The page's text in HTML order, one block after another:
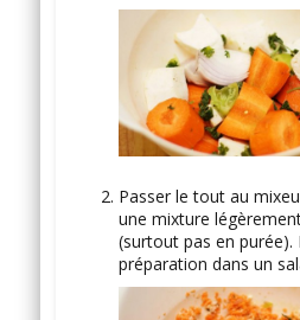
Passer le tout au
une mixture
(surtout pas en purée).
préparation dans un